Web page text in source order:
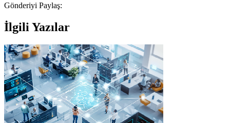
Gönderiyi Paylaş:
İlgili Yazılar